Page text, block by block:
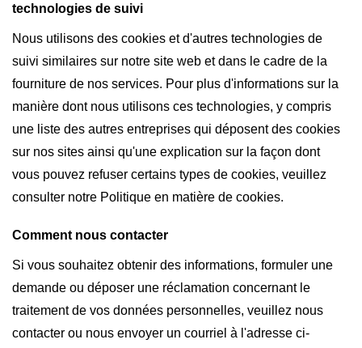
technologies de suivi
Nous utilisons des cookies et d'autres technologies de
suivi similaires sur notre site web et dans le cadre de la
fourniture de nos services. Pour plus d'informations sur la
manière dont nous utilisons ces technologies, y compris
une liste des autres entreprises qui déposent des cookies
sur nos sites ainsi qu'une explication sur la façon dont
vous pouvez refuser certains types de cookies, veuillez
consulter notre Politique en matière de cookies.
Comment nous contacter
Si vous souhaitez obtenir des informations, formuler une
demande ou déposer une réclamation concernant le
traitement de vos données personnelles, veuillez nous
contacter ou nous envoyer un courriel à l'adresse ci-